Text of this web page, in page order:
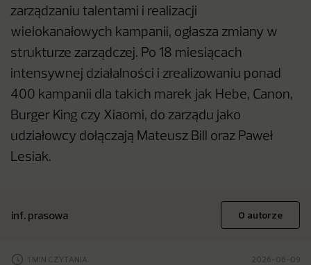
zarządzaniu talentami i realizacji
wielokanałowych kampanii, ogłasza zmiany w
strukturze zarządczej. Po 18 miesiącach
intensywnej działalności i zrealizowaniu ponad
400 kampanii dla takich marek jak Hebe, Canon,
Burger King czy Xiaomi, do zarządu jako
udziałowcy dołączają Mateusz Bill oraz Paweł
Lesiak.
inf. prasowa O autorze
1 MIN CZYTANIA 2026-06-09